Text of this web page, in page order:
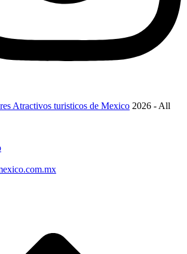
Atractivos turisticos de Mexico 2026 - All